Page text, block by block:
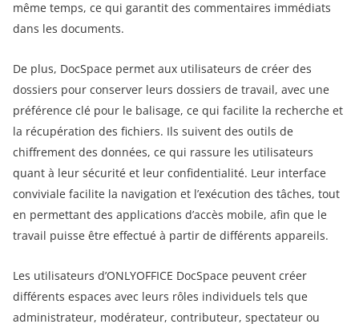
même temps, ce qui garantit des commentaires immédiats
dans les documents.
De plus, DocSpace permet aux utilisateurs de créer des
dossiers pour conserver leurs dossiers de travail, avec une
préférence clé pour le balisage, ce qui facilite la recherche et
la récupération des fichiers. Ils suivent des outils de
chiffrement des données, ce qui rassure les utilisateurs
quant à leur sécurité et leur confidentialité. Leur interface
conviviale facilite la navigation et l’exécution des tâches, tout
en permettant des applications d’accès mobile, afin que le
travail puisse être effectué à partir de différents appareils.
Les utilisateurs d’ONLYOFFICE DocSpace peuvent créer
différents espaces avec leurs rôles individuels tels que
administrateur, modérateur, contributeur, spectateur ou